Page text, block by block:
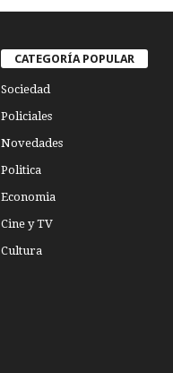
CATEGORÍA POPULAR
Sociedad
Policiales
Novedades
Politica
Economia
Cine y TV
Cultura